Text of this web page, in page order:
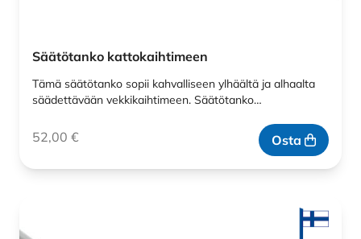
Säätötanko kattokaihtimeen
Tämä säätötanko sopii kahvalliseen ylhäältä ja alhaalta
säädettävään vekkikaihtimeen. Säätötanko…
52,00 € Osta